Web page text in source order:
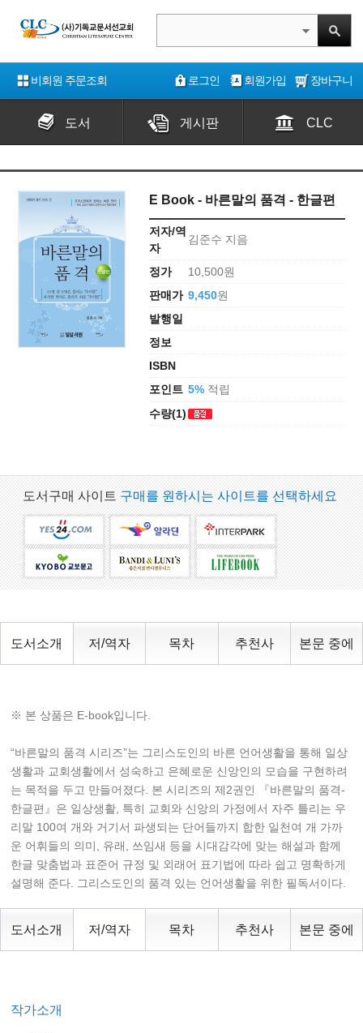
비회원 주문조회 로그인 회원가입 장바구니
도서 게시판 CLC
E Book - 바른말의 품격 - 한글편
저자/역
자
김준수 지음
정가
10,500원
판매가 9,450원
발행일
정보
ISBN
포인트 5%적립
수량(1)
도서구매 사이트 구매를 원하시는 사이트를 선택하세요
도서소개 저/역자 목차 추천사 본문 중에
※ 본 상품은 E-book입니다.
“바른말의 품격 시리즈”는 그리스도인의 바른 언어생활을 통해 일상
생활과 교회생활에서 성숙하고 은혜로운 신앙인의 모습을 구현하려
는 목적을 두고 만들어졌다. 본 시리즈의 제2권인 『바른말의 품격-
한글편』은 일상생활, 특히 교회와 신앙의 가정에서 자주 틀리는 우
리말 100여 개와 거기서 파생되는 단어들까지 합한 일천여 개 가까
운 어휘들의 의미, 유래, 쓰임새 등을 시대감각에 맞는 해설과 함께
한글 맞춤법과 표준어 규정 및 외래어 표기법에 따라 쉽고 명확하게
설명해 준다. 그리스도인의 품격 있는 언어생활을 위한 필독서이다.
도서소개 저/역자 목차 추천사 본문 중에
작가소개